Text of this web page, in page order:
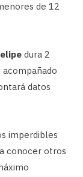
de 12
dura 2
datos
imperdibles
conocer otros